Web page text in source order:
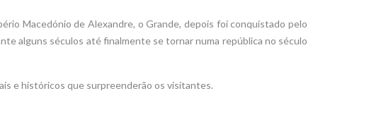
Macedónio de Alexandre, o Grande, depois foi conquistado pelo
alguns séculos até finalmente se tornar numa república no século
e históricos que surpreenderão os visitantes.